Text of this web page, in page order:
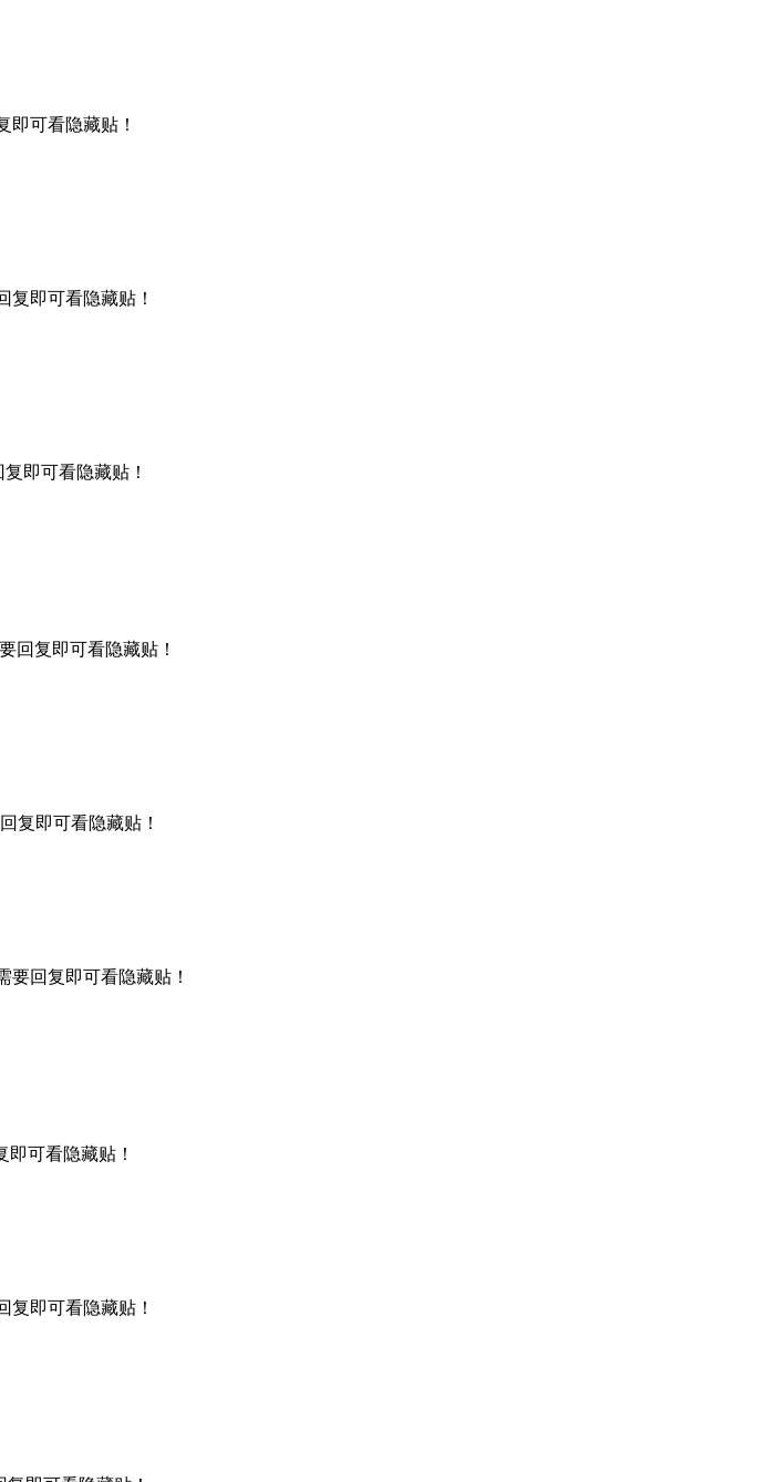
可看隐藏贴！
即可看隐藏贴！
即可看隐藏贴！
回复即可看隐藏贴！
复即可看隐藏贴！
回复即可看隐藏贴！
可看隐藏贴！
即可看隐藏贴！